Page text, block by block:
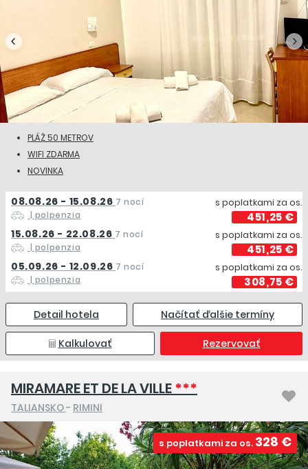
PLÁŽ 50 METROV
WIFI ZDARMA
NOVINKA
08.08.26 - 15.08.26 7 nocí
| polpenzia
s poplatkami za os.
451,25 €
15.08.26 - 22.08.26 7 nocí
| polpenzia
s poplatkami za os.
451,25 €
05.09.26 - 12.09.26 7 nocí
| polpenzia
s poplatkami za os.
308,75 €
Detail hotela Načítať ďalšie termíny
Kalkulovať Rezervovať
MIRAMARE ET DE LA VILLE***
TALIANSKO- RIMINI
s poplatkami za os. 328 €